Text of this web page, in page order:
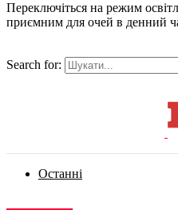
Переключіться на режим
приємним для очей в денний
Search for:
Останні